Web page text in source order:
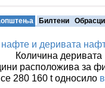
Билтени Обрасци
и деривата
деривата
расположива за
280 160 t односило